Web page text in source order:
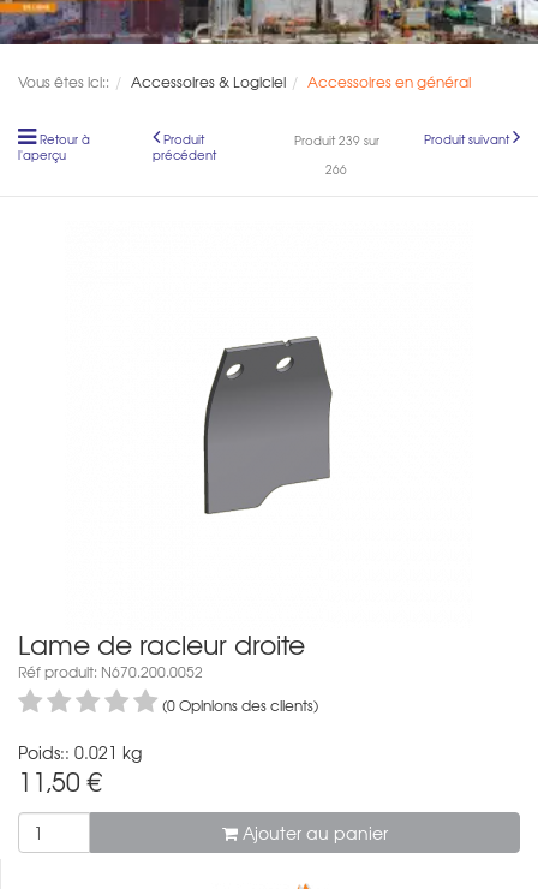
Vous êtes ici:: Accessoires & Logiciel Accessoires en général
Retour à
l'aperçu
Produit
précédent
Produit 239 sur
266
Produit suivant
Lame de racleur droite
Réf produit: N670.200.0052
(0 Opinions des clients)
Poids:: 0.021 kg
11,50 €
Ajouter au panier